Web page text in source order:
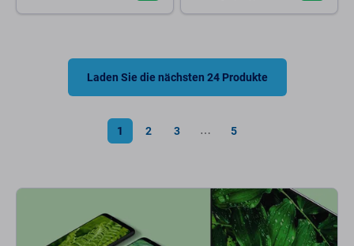
Laden Sie die nächsten 24 Produkte
1 2 3 ⋯ 5